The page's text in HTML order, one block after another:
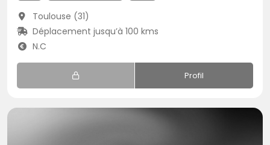
Toulouse (31)
Déplacement jusqu’à 100 kms
N.C
Profil